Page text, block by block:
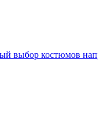
выбор костюмов